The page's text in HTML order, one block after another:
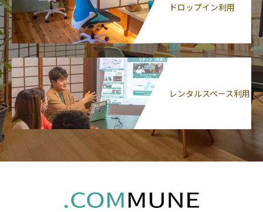
ドロップイン利用
レンタルスペース利用